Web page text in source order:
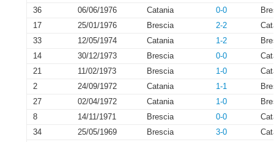
36
06/06/1976 Catania 0-0
17
25/01/1976 Brescia 2-2
33
12/05/1974 Catania 1-2
14
30/12/1973 Brescia 0-0
21
11/02/1973 Brescia 1-0
2
24/09/1972 Catania 1-1
27
02/04/1972 Catania 1-0
8
14/11/1971 Brescia 0-0
34
25/05/1969 Brescia 3-0